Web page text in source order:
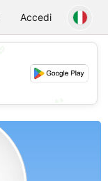
Accedi